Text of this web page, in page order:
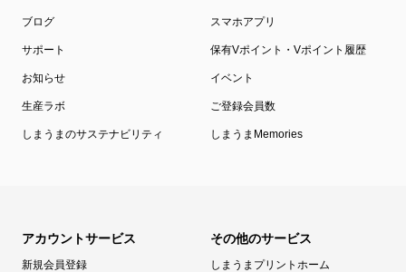
ブログ スマホアプリ
サポート 保有Vポイント・Vポイント履歴
お知らせ イベント
生産ラボ ご登録会員数
しまうまのサステナビリティ しまうまMemories
アカウントサービス
新規会員登録
その他のサービス
しまうまプリントホーム